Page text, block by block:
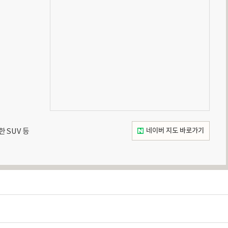
SUV 등
네이버 지도 바로가기